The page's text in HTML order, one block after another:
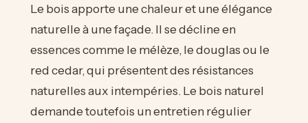
Le bois apporte une chaleur et une élégance
naturelle à une façade. Il se décline en
essences comme le mélèze, le douglas ou le
red cedar, qui présentent des résistances
naturelles aux intempéries. Le bois naturel
demande toutefois un entretien régulier